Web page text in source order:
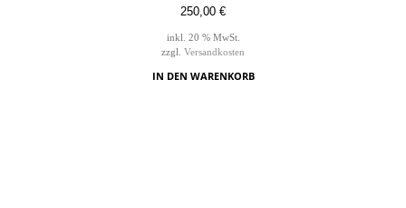
250,00 €
inkl. 20 % MwSt.
zzgl. Versandkosten
IN DEN WARENKORB